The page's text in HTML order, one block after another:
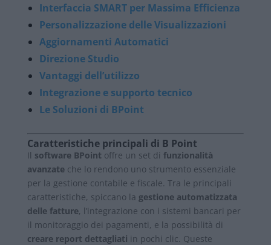
Interfaccia SMART per Massima Efficienza
Personalizzazione delle Visualizzazioni
Aggiornamenti Automatici
Direzione Studio
Vantaggi dell’utilizzo
Integrazione e supporto tecnico
Le Soluzioni di BPoint
Caratteristiche principali di B Point
Il software BPoint offre un set di funzionalità
avanzateche lo rendono uno strumento essenziale
per la gestione contabile e fiscale. Tra le principali
caratteristiche, spiccano la gestione automatizzata
delle fatture, l’integrazione con i sistemi bancari per
il monitoraggio dei pagamenti, e la possibilità di
creare report dettagliati in pochi clic. Queste